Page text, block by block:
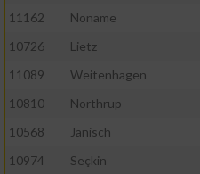
11162
Noname
10726
Lietz
11089
Weitenhagen
10810
Northrup
10568
Janisch
10974
Seçkin